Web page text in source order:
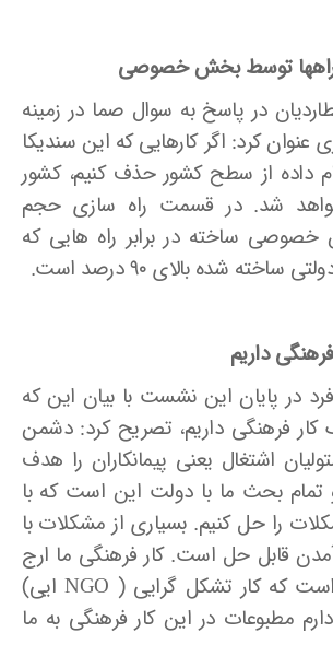
در پاسخ به سوال صما در زمینه
عنوان کرد: اگر کارهایی که این سندیکا
داده از سطح کشور حذف کنیم، کشور
خواهد شد. در قسمت راه سازی حجم
ساخته در برابر راه هایی که
شده بالای ۹۰ درصد است.
داریم
در پایان این نشست با بیان این که
فرهنگی داریم، تصریح کرد: دشمن
اشتغال یعنی پیمانکاران را هدف
تمام بحث ما با دولت این است که با
را حل کنیم. بسیاری از مشکلات با
قابل حل است. کار فرهنگی ما ارج
نهادن به کسانی است که کار تشکل گرایی ( NGO ایی)
مطبوعات در این کار فرهنگی به ما